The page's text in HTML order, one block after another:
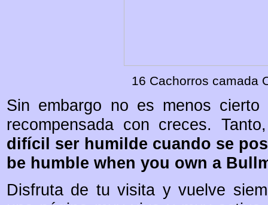
16 Cachorros camada
Sin embargo no es menos
recompensada con creces.
difícil ser humilde cuando se
be humble when you own a
Disfruta de tu visita y vuelve